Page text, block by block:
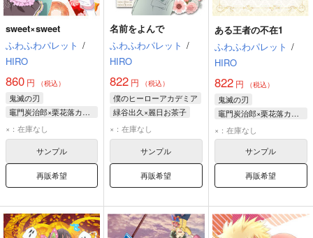
sweet×sweet
ふわふわパレット /
HIRO
860 円 （税込）
鬼滅の刃
竈門炭治郎×栗花落カナヲ
竈門炭治郎
栗花落カナヲ
×：在庫なし
サンプル
再販希望
名前をよんで
ふわふわパレット /
HIRO
822 円 （税込）
僕のヒーローアカデミア
緑谷出久×麗日お茶子
緑谷出久
×：在庫なし
サンプル
再販希望
ある王者の不在1
ふわふわパレット /
HIRO
822円 （税込）
鬼滅の刃
竈門炭治郎×栗花落カナヲ
竈門炭治郎
栗花落カナヲ
×：在庫なし
サンプル
再販希望